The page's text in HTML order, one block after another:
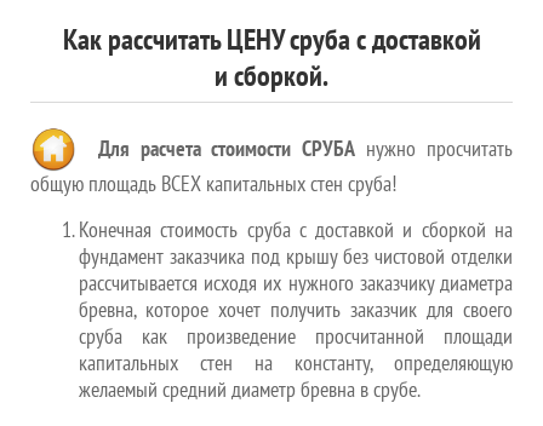
Как рассчитать ЦЕНУ сруба с доставкой
и сборкой.
Для расчета стоимости СРУБА нужно просчитать
общую площадь ВСЕХ капитальных стен сруба!
Конечная стоимость сруба с доставкой и сборкой на
фундамент заказчика под крышу без чистовой отделки
рассчитывается исходя их нужного заказчику диаметра
бревна, которое хочет получить заказчик для своего
сруба как произведение просчитанной площади
капитальных стен на константу, определяющую
желаемый средний диаметр бревна в срубе.